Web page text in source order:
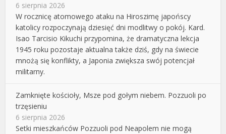
6 sierpnia 2026
W rocznicę atomowego ataku na Hiroszimę japońscy
katolicy rozpoczynają dziesięć dni modlitwy o pokój. Kard.
Isao Tarcisio Kikuchi przypomina, że dramatyczna lekcja
1945 roku pozostaje aktualna także dziś, gdy na świecie
mnożą się konflikty, a Japonia zwiększa swój potencjał
militarny.
Zamknięte kościoły, Msze pod gołym niebem. Pozzuoli po
trzęsieniu
6 sierpnia 2026
Setki mieszkańców Pozzuoli pod Neapolem nie mogą